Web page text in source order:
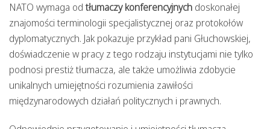
NATO wymaga odtłumaczy konferencyjnych doskonałej
znajomości terminologii specjalistycznej oraz protokołów
dyplomatycznych. Jak pokazuje przykład pani Głuchowskiej,
doświadczenie w pracy z tego rodzaju instytucjami nie tylko
podnosi prestiż tłumacza, ale także umożliwia zdobycie
unikalnych umiejętności rozumienia zawiłości
międzynarodowych działań politycznych i prawnych.